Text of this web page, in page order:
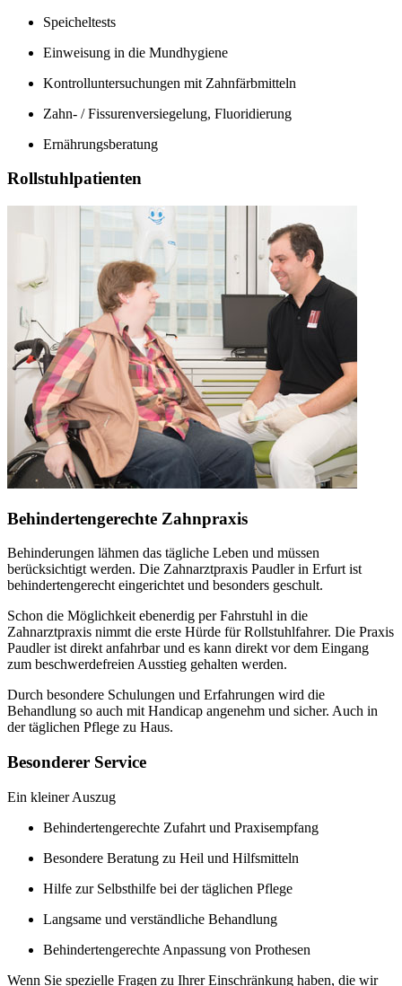
Speicheltests
Einweisung in die Mundhygiene
Kontrolluntersuchungen mit Zahnfärbmitteln
Zahn- / Fissurenversiegelung, Fluoridierung
Ernährungsberatung
Rollstuhlpatienten
Behindertengerechte Zahnpraxis
Behinderungen lähmen das tägliche Leben und müssen
berücksichtigt werden. Die Zahnarztpraxis Paudler in Erfurt ist
behindertengerecht eingerichtet und besonders geschult.
Schon die Möglichkeit ebenerdig per Fahrstuhl in die
Zahnarztpraxis nimmt die erste Hürde für Rollstuhlfahrer. Die Praxis
Paudler ist direkt anfahrbar und es kann direkt vor dem Eingang
zum beschwerdefreien Ausstieg gehalten werden.
Durch besondere Schulungen und Erfahrungen wird die
Behandlung so auch mit Handicap angenehm und sicher. Auch in
der täglichen Pflege zu Haus.
Besonderer Service
Ein kleiner Auszug
Behindertengerechte Zufahrt und Praxisempfang
Besondere Beratung zu Heil und Hilfsmitteln
Hilfe zur Selbsthilfe bei der täglichen Pflege
Langsame und verständliche Behandlung
Behindertengerechte Anpassung von Prothesen
Wenn Sie spezielle Fragen zu Ihrer Einschränkung haben, die wir